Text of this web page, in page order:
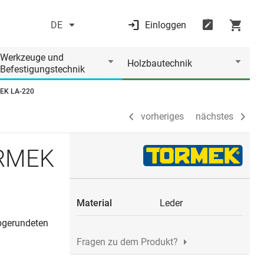
DE Einloggen
Werkzeuge und
Befestigungstechnik
Holzbautechnik
LA-220
vorheriges nächstes
vorheriges nächstes
Material Leder
Fragen zu dem Produkt?